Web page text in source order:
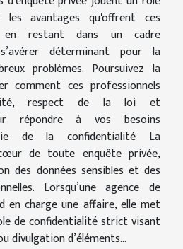
les avantages qu'offrent ces
restant dans un cadre
déterminant pour la
problèmes. Poursuivez la
comment ces professionnels
respect de la loi et
répondre à vos besoins
de la confidentialité La
de toute enquête privée,
des données sensibles et des
Lorsqu’une agence de
en charge une affaire, elle met
de confidentialité strict visant
d’éléments...